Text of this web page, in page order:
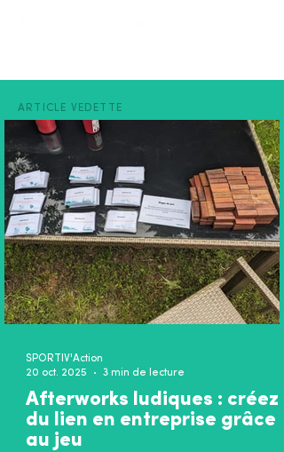
ARTICLE VEDETTE
Afterworks ludiques : créez
du lien en entreprise grâce
au jeu
SPORTIV'Action
20 oct. 2025
3 min de lecture